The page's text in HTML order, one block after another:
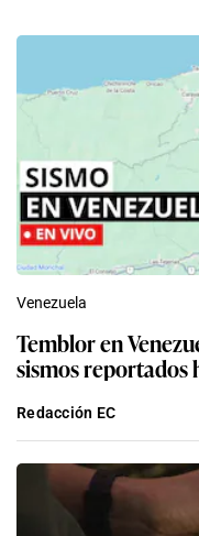
Venezuela
Temblor en
sismos reportados
Redacción EC